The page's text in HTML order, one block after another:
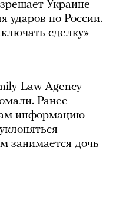
Украине
ударов по России.
сделку»
Law Agency
Ранее
информацию
занимается дочь